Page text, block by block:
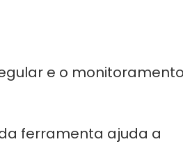
e o
ferramenta ajuda a